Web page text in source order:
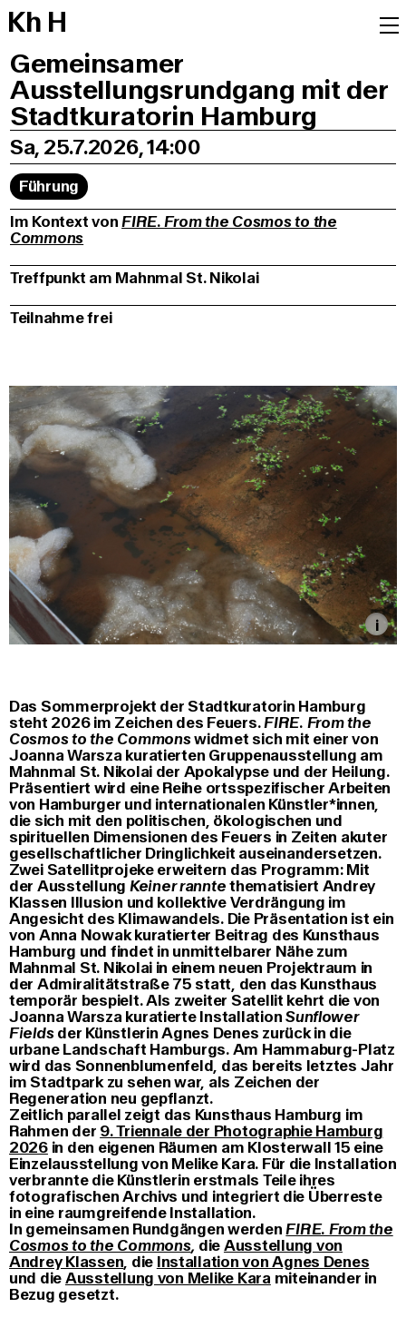
Kh H
Gemeinsamer
Ausstellungsrundgang mit der
Stadtkuratorin Hamburg
Sa, 25.7.2026, 14:00
Führung
Im Kontext vonFIRE. From the Cosmos to the
Commons
Treffpunkt am Mahnmal St. Nikolai
Teilnahme frei
Das Sommerprojekt der Stadtkuratorin Hamburg
steht 2026 im Zeichen des Feuers.FIRE. From the
Cosmos to the Commonswidmet sich mit einer von
Joanna Warsza kuratierten Gruppenausstellung am
Mahnmal St. Nikolai der Apokalypse und der Heilung.
Präsentiert wird eine Reihe ortsspezifischer Arbeiten
von Hamburger und internationalen Künstler*innen,
die sich mit den politischen, ökologischen und
spirituellen Dimensionen des Feuers in Zeiten akuter
gesellschaftlicher Dringlichkeit auseinandersetzen.
Zwei Satellitprojeke erweitern das Programm: Mit
der Ausstellung Keiner ranntethematisiert Andrey
Klassen Illusion und kollektive Verdrängung im
Angesicht des Klimawandels. Die Präsentation ist ein
von Anna Nowak kuratierter Beitrag des Kunsthaus
Hamburg und findet in unmittelbarer Nähe zum
Mahnmal St. Nikolai in einem neuen Projektraum in
der Admiralitätstraße 75 statt, den das Kunsthaus
temporär bespielt. Als zweiter Satellit kehrt die von
Joanna Warsza kuratierte InstallationSunflower
Fieldsder Künstlerin Agnes Denes zurück in die
urbane Landschaft Hamburgs. Am Hammaburg-Platz
wird das Sonnenblumenfeld, das bereits letztes Jahr
im Stadtpark zu sehen war, als Zeichen der
Regeneration neu gepflanzt.
Zeitlich parallel zeigt das Kunsthaus Hamburg im
Rahmen der 9. Triennale der Photographie Hamburg
2026in den eigenen Räumen am Klosterwall 15 eine
Einzelausstellung von Melike Kara. Für die Installation
verbrannte die Künstlerin erstmals Teile ihres
fotografischen Archivs und integriert die Überreste
in eine raumgreifende Installation.
In gemeinsamen Rundgängen werden FIRE. From the
Cosmos to the Commons, dieAusstellung von
Andrey Klassen, die Installation von Agnes Denes
und dieAusstellung von Melike Kara miteinander in
Bezug gesetzt.